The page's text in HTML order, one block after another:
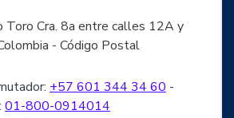
Toro Cra. 8a entre calles 12A y
- Código Postal
+57 601 344 34 60 -
01-800-0914014